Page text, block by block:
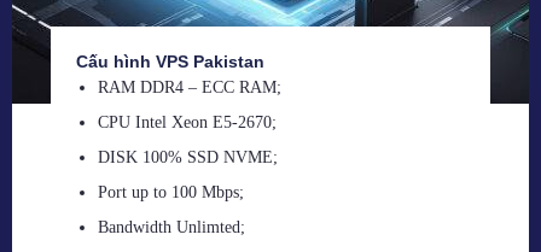
Cấu hình VPS Pakistan
RAM DDR4 – ECC RAM;
CPU Intel Xeon E5-2670;
DISK 100% SSD NVME;
Port up to 100 Mbps;
Bandwidth Unlimted;